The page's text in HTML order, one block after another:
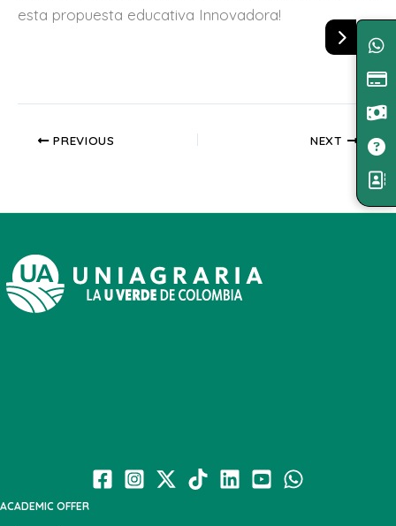
esta propuesta educativa Innovadora!
PREVIOUS NEXT
ACADEMIC OFFER